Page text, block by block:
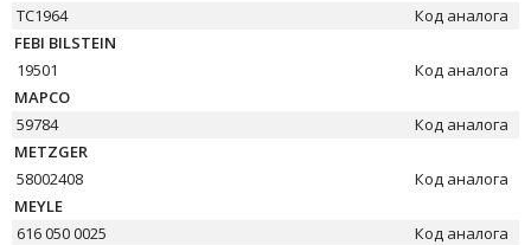
TC1964
Код аналога
FEBI BILSTEIN
19501
Код аналога
MAPCO
59784
Код аналога
METZGER
58002408
Код аналога
MEYLE
616 050 0025
Код аналога